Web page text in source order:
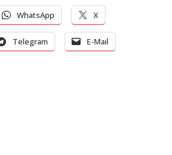
WhatsApp X
Telegram E-Mail